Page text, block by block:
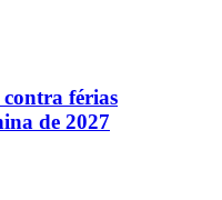
férias
de 2027